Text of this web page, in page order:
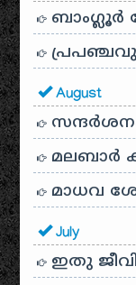
ബാംഗ്ലൂർ
August
മലബാർ
മാധവ
July
ഇതു